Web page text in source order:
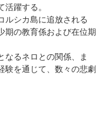
躍する。
ルシカ島に追放される
期の教育係および在位期
なるネロとの関係、ま
験を通じて、数々の悲劇